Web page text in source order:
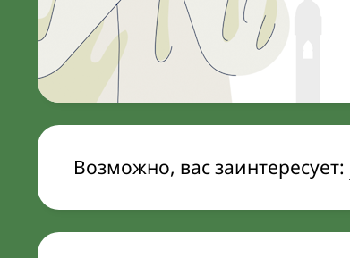
Возможно, вас заинтересует: